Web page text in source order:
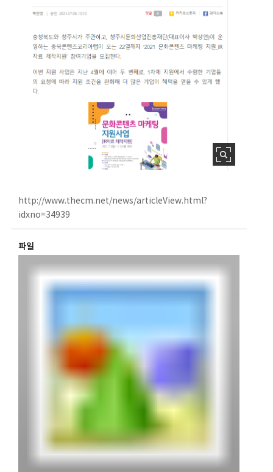
http://www.thecm.net/news/articleView.html?
idxno=34939
파일